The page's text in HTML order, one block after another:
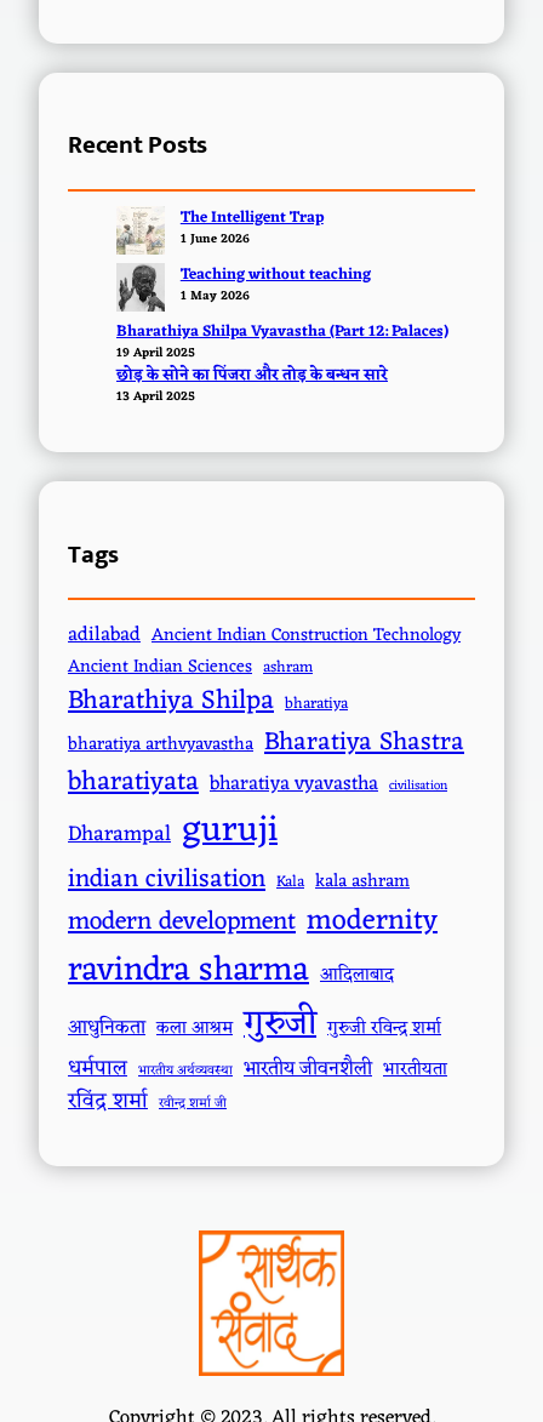
Recent Posts
The Intelligent Trap
1 June 2026
Teaching without teaching
1 May 2026
Bharathiya Shilpa Vyavastha (Part 12: Palaces)
19 April 2025
छोड़ के सोने का पिंजरा और तोड़ के बन्धन सारे
13 April 2025
Tags
adilabad Ancient Indian Construction Technology
Ancient Indian Sciences ashram
Bharathiya Shilpa bharatiya
bharatiya arthvyavastha Bharatiya Shastra
bharatiyata bharatiya vyavastha civilisation
Dharampal guruji
indian civilisation Kala kala ashram
modern development modernity
ravindra sharma आदिलाबाद
आधुनिकता कला आश्रम गुरुजी गुरुजी रविन्द्र शर्मा
धर्मपाल भारतीय अर्थव्यवस्था भारतीय जीवनशैली भारतीयता
रविंद्र शर्मा रवीन्द्र शर्मा जी